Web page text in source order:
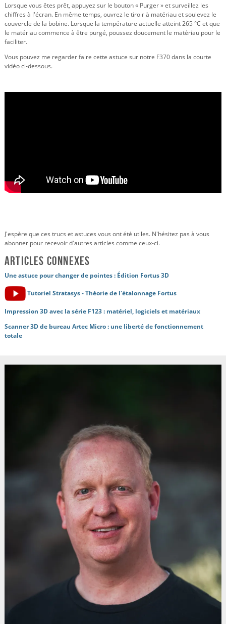
Lorsque vous êtes prêt, appuyez sur le bouton « Purger » et surveillez les
chiffres à l'écran. En même temps, ouvrez le tiroir à matériau et soulevez le
couvercle de la bobine. Lorsque la température actuelle atteint 265 °C et que
le matériau commence à être purgé, poussez doucement le matériau pour le
faciliter.
Vous pouvez me regarder faire cette astuce sur notre F370 dans la courte
vidéo ci-dessous.
J'espère que ces trucs et astuces vous ont été utiles. N'hésitez pas à vous
abonner pour recevoir d'autres articles comme ceux-ci.
Articles connexes
Une astuce pour changer de pointes : Édition Fortus 3D
Tutoriel Stratasys - Théorie de l'étalonnage Fortus
Impression 3D avec la série F123 : matériel, logiciels et matériaux
Scanner 3D de bureau Artec Micro : une liberté de fonctionnement
totale